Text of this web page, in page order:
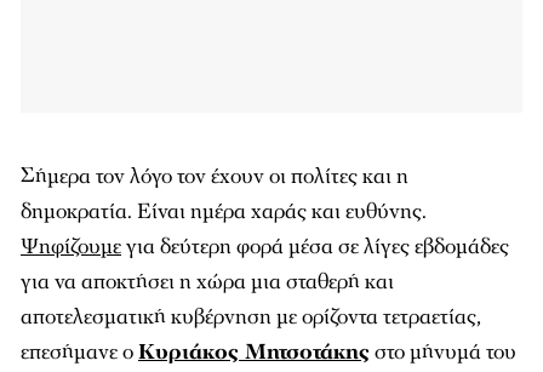
Σήμερα τον λόγο τον έχουν οι πολίτες και η
δημοκρατία. Είναι ημέρα χαράς και ευθύνης.
Ψηφίζουμεγια δεύτερη φορά μέσα σε λίγες εβδομάδες
για να αποκτήσει η χώρα μια σταθερή και
αποτελεσματική κυβέρνηση με ορίζοντα τετραετίας,
επεσήμανε οΚυριάκος Μητσοτάκηςστο μήνυμά του